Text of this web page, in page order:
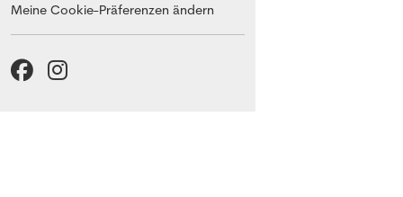
Meine Cookie-Präferenzen ändern